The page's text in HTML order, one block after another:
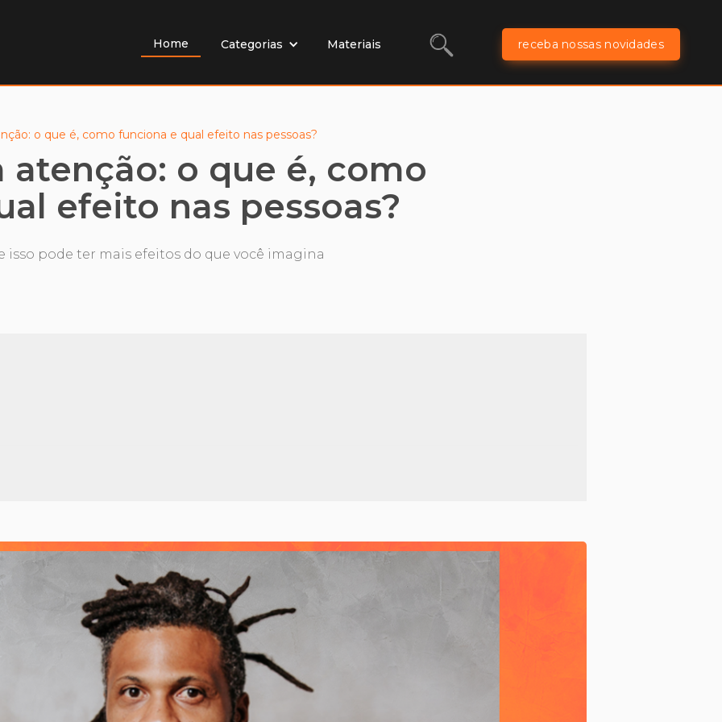
Home Categorias Materiais receba nossas novidades
o que é, como funciona e qual efeito nas pessoas?
atenção: o que é, como
efeito nas pessoas?
pode ter mais efeitos do que você imagina